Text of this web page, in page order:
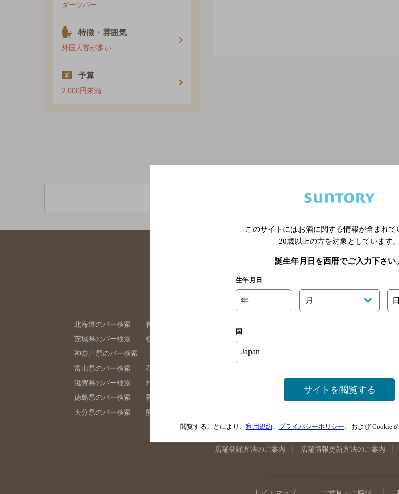
ダーツバー
特徴・雰囲気
外国人客が多い
予算
2,000円未満
関連ページ
北海道のバー検索 青森県のバー検索
茨城県のバー検索
栃木県のバー検索
神奈川県のバー検索
埼玉県のバー検索
富山県のバー検索
石川県のバー検索
滋賀県のバー検索
和歌山県のバー検索 山口県の
徳島県のバー検索
香川県のバー検索
大分県のバー検索
熊本県のバー検索
店舗登録方法のご案内 店舗情報更新方法のご案内
このサイトにはお酒に関する情報が含まれて
20歳以上の方を対象としています。
誕生年月日を西暦でご入力下さい
生年月日
年 月 日
国
サイトを閲覧する
閲覧することにより、 利用規約、 プライバシーポリシー、および Cookie